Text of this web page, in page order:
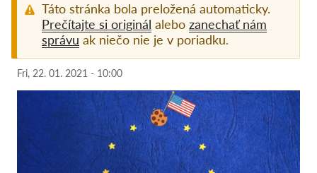
Pordporte nás!
Členstvo
Sponzorstvo
Daňová uznateľnosť
Prihlásenie člena
Táto stránka bola preložená automaticky.
Prečítajte si originál alebo zanechať nám
správu ak niečo nie je v poriadku.
Fri, 22. 01. 2021 - 10:00